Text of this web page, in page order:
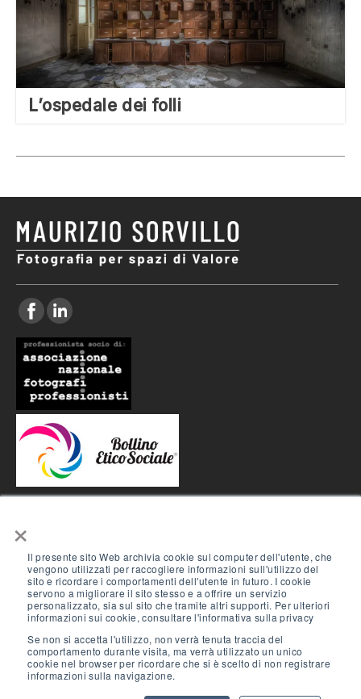
×
Il presente sito Web archivia cookie sul computer dell'utente, che
vengono utilizzati per raccogliere informazioni sull'utilizzo del
sito e ricordare i comportamenti dell'utente in futuro. I cookie
servono a migliorare il sito stesso e a offrire un servizio
personalizzato, sia sul sito che tramite altri supporti. Per ulteriori
informazioni sui cookie, consultare l'informativa sulla privacy
Se non si accetta l'utilizzo, non verrà tenuta traccia del
comportamento durante visita, ma verrà utilizzato un unico
cookie nel browser per ricordare che si è scelto di non registrare
informazioni sulla navigazione.
L’ospedale dei folli
Tel:339 3932444
Email:info@mauriziosorvillo.com
INDIRIZZO
Loc. Gucci, 6
53036 Poggibonsi (SI)